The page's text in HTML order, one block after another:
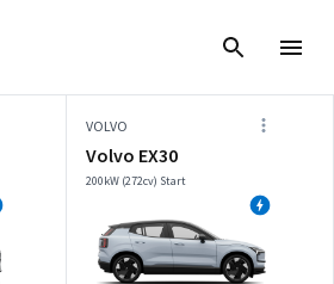
VOLVO
Volvo EX30
200kW (272cv) Start